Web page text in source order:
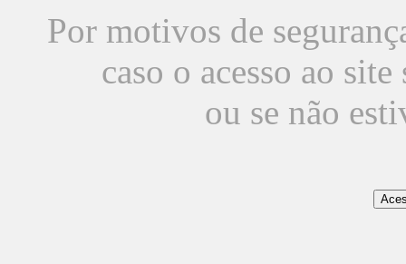
Por motivos de
caso o acesso ao
ou se não